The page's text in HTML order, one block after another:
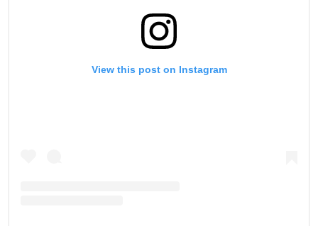
View this post on Instagram